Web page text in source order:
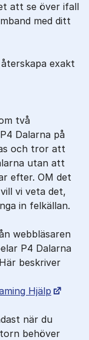
att se över ifall
med ditt
exakt
två
Dalarna på
och tror att
utan att
efter. OM det
vi veta det,
in felkällan.
webbläsaren
P4 Dalarna
beskriver
Hjälp
när du
behöver